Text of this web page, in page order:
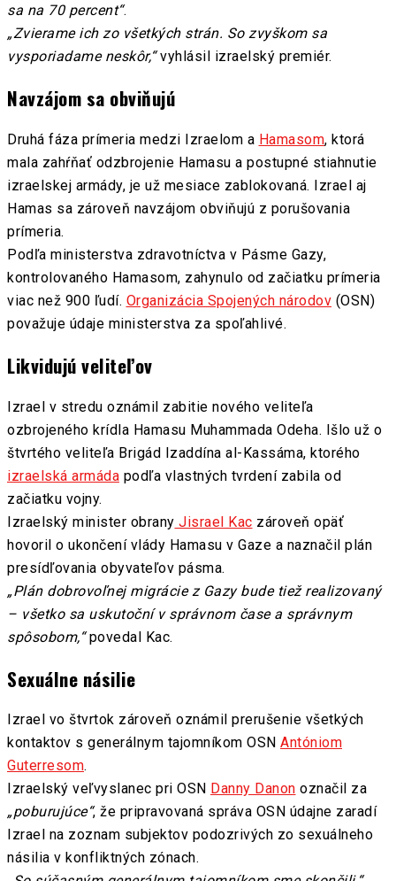
sa na 70 percent“.
„Zvierame ich zo všetkých strán. So zvyškom sa
vysporiadame neskôr,“vyhlásil izraelský premiér.
Navzájom sa obviňujú
Druhá fáza prímeria medzi Izraelom a Hamasom, ktorá
mala zahŕňať odzbrojenie Hamasu a postupné stiahnutie
izraelskej armády, je už mesiace zablokovaná. Izrael aj
Hamas sa zároveň navzájom obviňujú z porušovania
prímeria.
Podľa ministerstva zdravotníctva v Pásme Gazy,
kontrolovaného Hamasom, zahynulo od začiatku prímeria
viac než 900 ľudí. Organizácia Spojených národov (OSN)
považuje údaje ministerstva za spoľahlivé.
Likvidujú veliteľov
Izrael v stredu oznámil zabitie nového veliteľa
ozbrojeného krídla Hamasu Muhammada Odeha. Išlo už o
štvrtého veliteľa Brigád Izaddína al-Kassáma, ktorého
izraelská armáda podľa vlastných tvrdení zabila od
začiatku vojny.
Izraelský minister obrany Jisrael Kac zároveň opäť
hovoril o ukončení vlády Hamasu v Gaze a naznačil plán
presídľovania obyvateľov pásma.
„Plán dobrovoľnej migrácie z Gazy bude tiež realizovaný
– všetko sa uskutoční v správnom čase a správnym
spôsobom,“povedal Kac.
Sexuálne násilie
Izrael vo štvrtok zároveň oznámil prerušenie všetkých
kontaktov s generálnym tajomníkom OSN Antóniom
Guterresom.
Izraelský veľvyslanec pri OSN Danny Danon označil za
„poburujúce“, že pripravovaná správa OSN údajne zaradí
Izrael na zoznam subjektov podozrivých zo sexuálneho
násilia v konfliktných zónach.